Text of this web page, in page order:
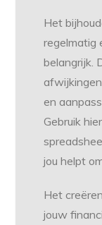
Het
regelmatig
belangrijk.
en
Gebruik
jou helpt
Het
jouw